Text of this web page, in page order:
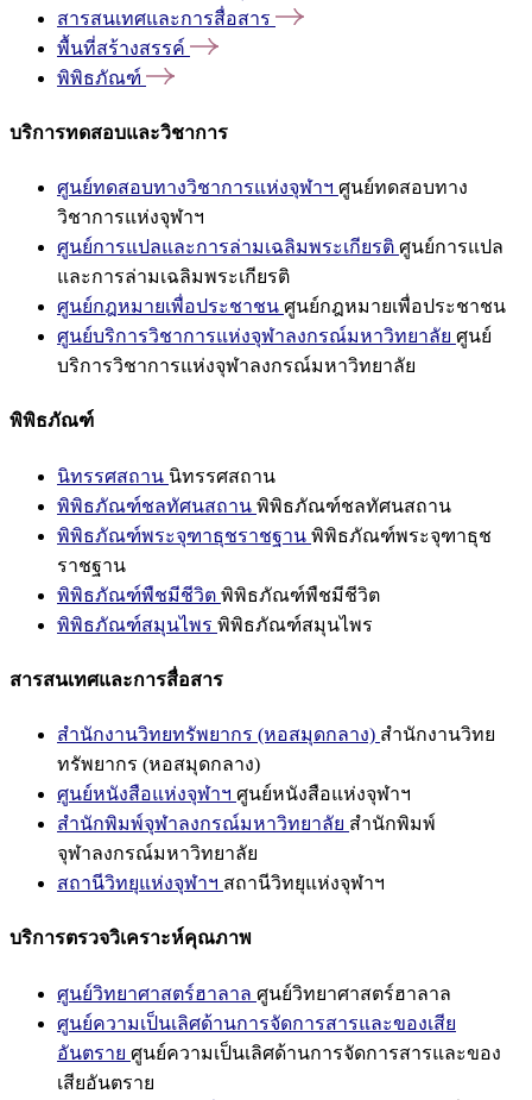
สารสนเทศและการสื่อสาร
พื้นที่สร้างสรรค์
พิพิธภัณฑ์
บริการทดสอบและวิชาการ
ศูนย์ทดสอบทางวิชาการแห่งจุฬาฯ ศูนย์ทดสอบทาง
วิชาการแห่งจุฬาฯ
ศูนย์การแปลและการล่ามเฉลิมพระเกียรติ ศูนย์การแปล
และการล่ามเฉลิมพระเกียรติ
ศูนย์กฎหมายเพื่อประชาชน ศูนย์กฎหมายเพื่อประชาชน
ศูนย์บริการวิชาการแห่งจุฬาลงกรณ์มหาวิทยาลัย ศูนย์
บริการวิชาการแห่งจุฬาลงกรณ์มหาวิทยาลัย
พิพิธภัณฑ์
นิทรรศสถาน นิทรรศสถาน
พิพิธภัณฑ์ชลทัศนสถาน พิพิธภัณฑ์ชลทัศนสถาน
พิพิธภัณฑ์พระจุฑาธุชราชฐาน พิพิธภัณฑ์พระจุฑาธุช
ราชฐาน
พิพิธภัณฑ์พืชมีชีวิต พิพิธภัณฑ์พืชมีชีวิต
พิพิธภัณฑ์สมุนไพร พิพิธภัณฑ์สมุนไพร
สารสนเทศและการสื่อสาร
สำนักงานวิทยทรัพยากร (หอสมุดกลาง) สำนักงานวิทย
ทรัพยากร (หอสมุดกลาง)
ศูนย์หนังสือแห่งจุฬาฯ ศูนย์หนังสือแห่งจุฬาฯ
สำนักพิมพ์จุฬาลงกรณ์มหาวิทยาลัย สำนักพิมพ์
จุฬาลงกรณ์มหาวิทยาลัย
สถานีวิทยุแห่งจุฬาฯ สถานีวิทยุแห่งจุฬาฯ
บริการตรวจวิเคราะห์คุณภาพ
ศูนย์วิทยาศาสตร์ฮาลาล ศูนย์วิทยาศาสตร์ฮาลาล
ศูนย์ความเป็นเลิศด้านการจัดการสารและของเสีย
อันตราย ศูนย์ความเป็นเลิศด้านการจัดการสารและของ
เสียอันตราย